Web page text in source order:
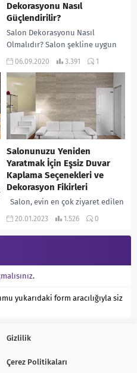
Dekorasyonu Nasıl
Güçlendirilir?
Salon Dekorasyonu Nasıl
Olmalıdır? Salon şekline uygun
mobilya seçilmelidir. Mobilyaları
yerleştirmelisiniz. Yoksa
istediğiniz simetriyi
sağlayamazsınız....
06.09.2020 3.391 1
Salonunuzu Yeniden
Yaratmak İçin Eşsiz Duvar
Kaplama Seçenekleri ve
Dekorasyon Fikirleri
Salon, evin en çok ziyaret edilen
ve konforlu vakit geçirilen
dekorasyonu ve duvar
20.01.2023 1.526 0
.
yukarıdaki form aracılığıyla siz
Gizlilik
Çerez Politikaları